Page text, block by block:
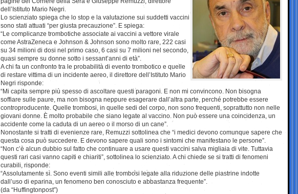
dell’Istituto Mario Negri.
Lo scienziato spiega che lo stop e la valutazione sui suddetti vaccini
sono stati attuati “per giusta precauzione”. E spiega:
“Le complicanze trombotiche associate ai vaccini a vettore virale
come AstraZeneca e Johnson & Johnson sono molto rare, 222 casi
su 34 milioni di dosi nel primo caso, 6 casi su 7 milioni nel secondo,
quasi sempre su donne sotto i sessant’anni di età”.
A chi fa un confronto tra le probabilità di evento trombotico e quelle
di restare vittima di un incidente aereo, il direttore dell’Istituto Mario
Negri risponde:
“Mi capita sempre più spesso di ascoltare questi paragoni. E non mi convincono. Non bisogna
soffiare sulle paure, ma non bisogna neppure esagerare dall’altra parte, perché potrebbe essere
controproducente. Quelle trombosi, in quelle sedi del corpo, non sono frequenti, soprattutto non nelle
giovani donne. È molto probabile che siano legate al vaccino. Non può essere una coincidenza, un
accidente come la caduta di un aereo o il morso di un cane”.
Nonostante si tratti di evenienze rare, Remuzzi sottolinea che “i medici devono comunque sapere che
questa cosa può succedere. E devono sapere quali sono i sintomi che manifestano le persone”.
“Non c’è alcun dubbio sul fatto che continuare a usare questi vaccini salva migliaia di vite. Tuttavia
questi rari casi vanno capiti e chiariti”, sottolinea lo scienziato. A chi chiede se si tratti di fenomeni
curabili, risponde:
“Assolutamente sì. Sono eventi simili alle trombosi legate alla riduzione delle piastrine indotte
dall’uso di eparina, un fenomeno ben conosciuto e abbastanza frequente”.
(da “Huffingtonpost”)